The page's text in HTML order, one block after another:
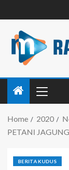
Home 2020
PETANI
BERITA KUDUS